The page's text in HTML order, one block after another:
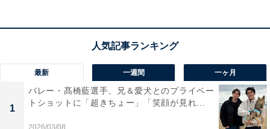
最新 一週間 一ヶ月
1
バレー・髙橋藍選手、兄＆愛犬とのプライベー
トショットに「超きちょー」「笑顔が見れ...